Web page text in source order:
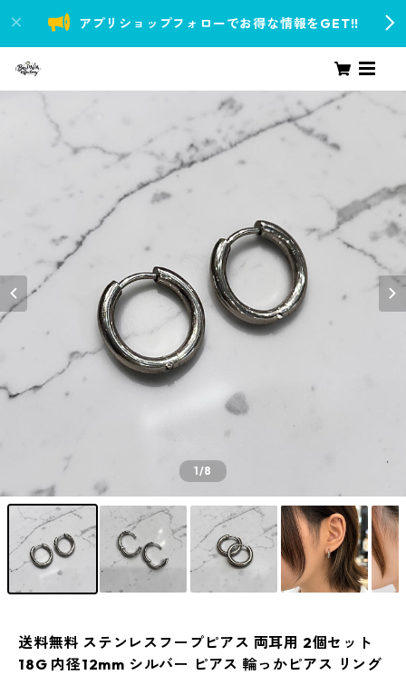
アプリショップフォローでお得な情報をGET!!
1/8
送料無料 ステンレスフープピアス 両耳用 2個セット
18G 内径12mm シルバー ピアス 輪っかピアス リング